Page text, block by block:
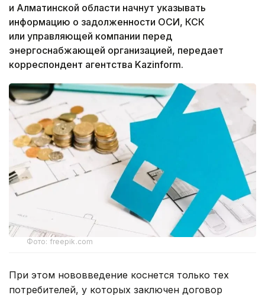
и Алматинской области начнут указывать
информацию о задолженности ОСИ, КСК
или управляющей компании перед
энергоснабжающей организацией, передает
корреспондент агентства Kazinform.
Фото: freepik.com
При этом нововведение коснется только тех
потребителей, у которых заключен договор